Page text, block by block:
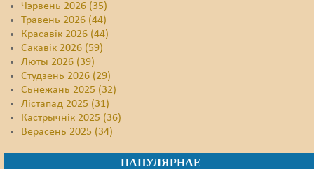
Чэрвень 2026 (35)
Травень 2026 (44)
Красавік 2026 (44)
Сакавік 2026 (59)
Люты 2026 (39)
Студзень 2026 (29)
Сьнежань 2025 (32)
Лістапад 2025 (31)
Кастрычнік 2025 (36)
Верасень 2025 (34)
ПАПУЛЯРНАЕ